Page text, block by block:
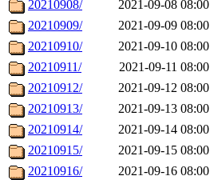
20210908/ 2021-09-08 08:00
20210909/
2021-09-09 08:00
20210910/
2021-09-10 08:00
20210911/
2021-09-11 08:00
20210912/
2021-09-12 08:00
20210913/
2021-09-13 08:00
20210914/
2021-09-14 08:00
20210915/
2021-09-15 08:00
20210916/
2021-09-16 08:00